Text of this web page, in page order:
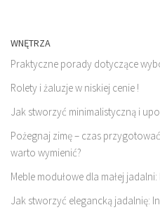
WNĘTRZA
Praktyczne porady dotyczące
Rolety i żaluzje w niskiej cenie !
Jak stworzyć minimalistyczną i
Pożegnaj zimę – czas
warto wymienić?
Meble modułowe dla małej
Jak stworzyć elegancką jadalnię: